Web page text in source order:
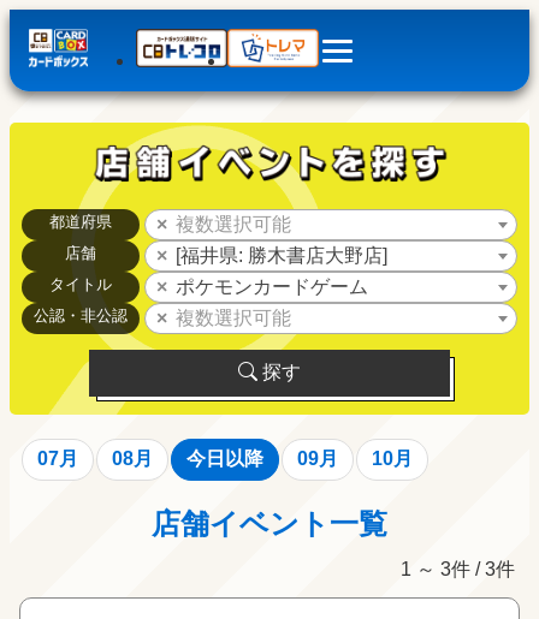
都道府県 複数選択可能
店舗 [福井県: 勝木書店大野店]
タイトル ポケモンカードゲーム
公認・非公認 複数選択可能
探す
07月 08月 今日以降 09月 10月
店舗イベント一覧
1 ～ 3件 / 3件